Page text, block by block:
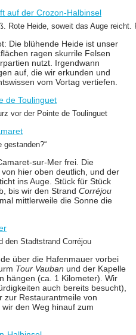
Rote Heide, soweit das Auge
Die blühende Heide ist unser
ragen skurrile Felsen
nutzt. Irgendwann
auf, die wir erkunden und
vom Vortag vertiefen.
vor der Pointe de Toulinguet
gestanden?“
sur-Mer frei. Die
hier oben deutlich, und der
ins Auge. Stück für Stück
bis wir den Strand Corréjou
mittlerweile die Sonne die
den Stadtstrand Corréjou
über die Hafenmauer vorbei
Tour Vauban und der Kapelle
hängen (ca. 1 Kilometer). Wir
auch bereits besucht),
zur Restaurantmeile von
den Weg hinauf zum